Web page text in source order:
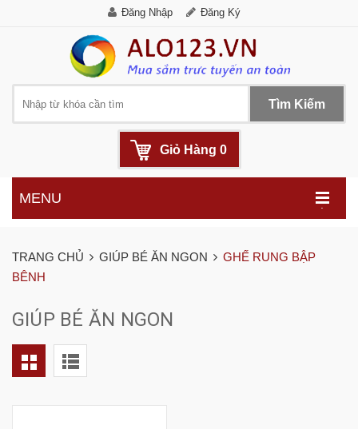
Đăng Nhập Đăng Ký
Tìm Kiếm
Giỏ Hàng 0
.
MENU
TRANG CHỦ GIÚP BÉ ĂN NGON
GHẾ RUNG BẬP
BÊNH
GIÚP BÉ ĂN NGON